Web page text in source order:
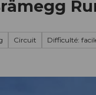
Circuit Difficulté: